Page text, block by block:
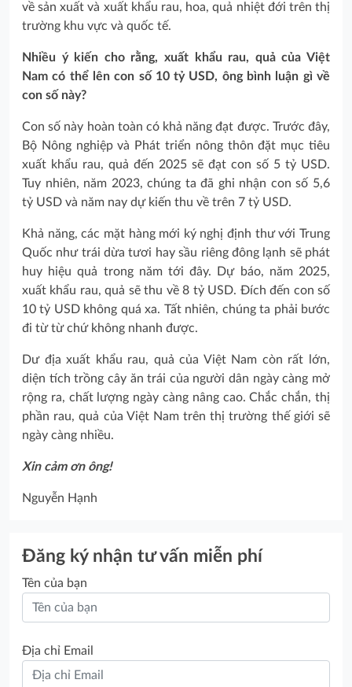
về sản xuất và xuất khẩu rau, hoa, quả nhiệt đới trên thị
trường khu vực và quốc tế.
Nhiều ý kiến cho rằng, xuất khẩu rau, quả của Việt
Nam có thể lên con số 10 tỷ USD, ông bình luận gì về
con số này?
Con số này hoàn toàn có khả năng đạt được. Trước đây,
Bộ Nông nghiệp và Phát triển nông thôn đặt mục tiêu
xuất khẩu rau, quả đến 2025 sẽ đạt con số 5 tỷ USD.
Tuy nhiên, năm 2023, chúng ta đã ghi nhận con số 5,6
tỷ USD và năm nay dự kiến thu về trên 7 tỷ USD.
Khả năng, các mặt hàng mới ký nghị định thư với Trung
Quốc như trái dừa tươi hay sầu riêng đông lạnh sẽ phát
huy hiệu quả trong năm tới đây. Dự báo, năm 2025,
xuất khẩu rau, quả sẽ thu về 8 tỷ USD. Đích đến con số
10 tỷ USD không quá xa. Tất nhiên, chúng ta phải bước
đi từ từ chứ không nhanh được.
Dư địa xuất khẩu rau, quả của Việt Nam còn rất lớn,
diện tích trồng cây ăn trái của người dân ngày càng mở
rộng ra, chất lượng ngày càng nâng cao. Chắc chắn, thị
phần rau, quả của Việt Nam trên thị trường thế giới sẽ
ngày càng nhiều.
Xin cảm ơn ông!
Nguyễn Hạnh
Đăng ký nhận tư vấn miễn phí
Tên của bạn
Địa chỉ Email